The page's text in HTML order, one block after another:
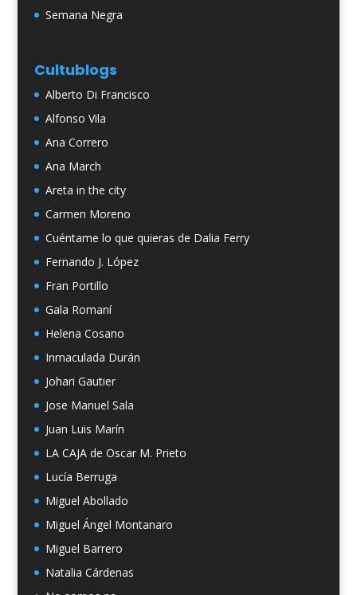
Semana Negra
Cultublogs
Alberto Di Francisco
Alfonso Vila
Ana Correro
Ana March
Areta in the city
Carmen Moreno
Cuéntame lo que quieras de Dalia Ferry
Fernando J. López
Fran Portillo
Gala Romaní
Helena Cosano
Inmaculada Durán
Johari Gautier
Jose Manuel Sala
Juan Luis Marín
LA CAJA de Oscar M. Prieto
Lucía Berruga
Miguel Abollado
Miguel Ángel Montanaro
Miguel Barrero
Natalia Cárdenas